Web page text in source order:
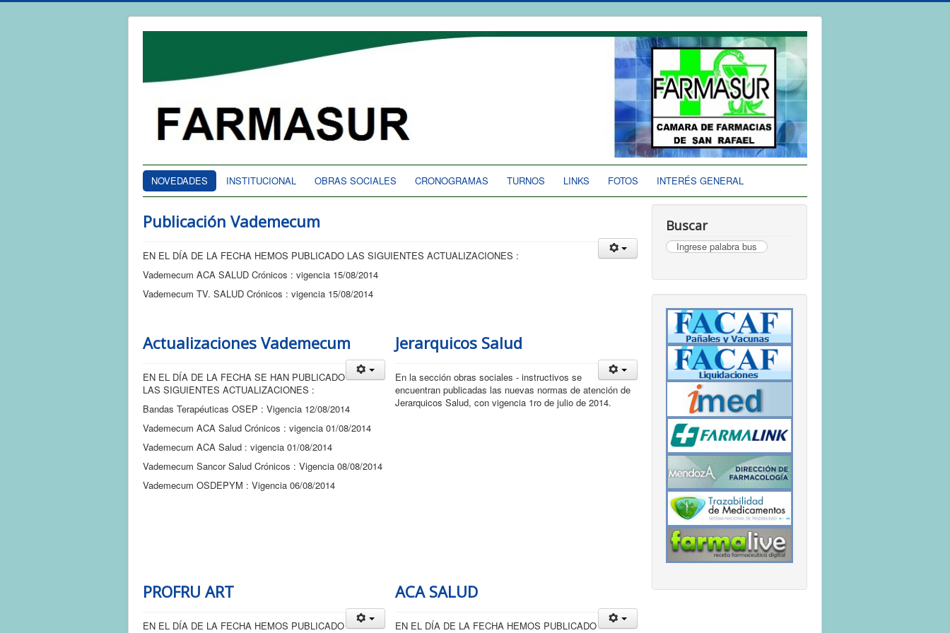
NOVEDADES INSTITUCIONAL OBRAS SOCIALES CRONOGRAMAS TURNOS LINKS FOTOS INTERÉS GENERAL
Publicación Vademecum
EN EL DÍA DE LA FECHA HEMOS PUBLICADO LAS SIGUIENTES ACTUALIZACIONES :
Vademecum ACA SALUD Crónicos : vigencia 15/08/2014
Vademecum TV. SALUD Crónicos : vigencia 15/08/2014
Actualizaciones Vademecum
EN EL DÍA DE LA FECHA SE HAN PUBLICADO
LAS SIGUIENTES ACTUALIZACIONES :
Bandas Terapéuticas OSEP : Vigencia 12/08/2014
Vademecum ACA Salud Crónicos : vigencia 01/08/2014
Vademecum ACA Salud : vigencia 01/08/2014
Vademecum Sancor Salud Crónicos : Vigencia 08/08/2014
Vademecum OSDEPYM : Vigencia 06/08/2014
Jerarquicos Salud
En la sección obras sociales - instructivos se
encuentran publicadas las nuevas normas de atención de
Jerarquicos Salud, con vigencia 1ro de julio de 2014.
PROFRU ART
EN EL DÍA DE LA FECHA HEMOS PUBLICADO
ACA SALUD
EN EL DÍA DE LA FECHA HEMOS PUBLICADO
Buscar
Buscar